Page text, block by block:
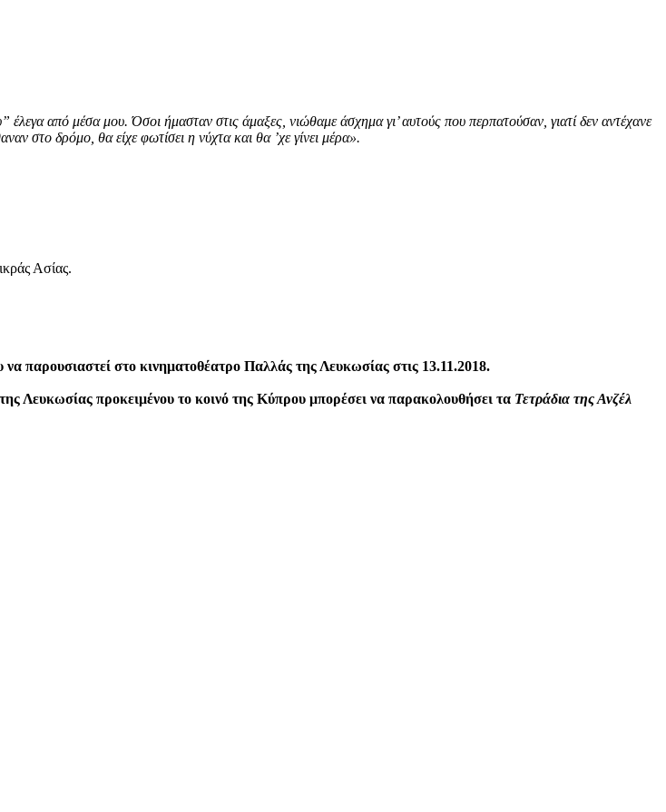
από μέσα μου. Όσοι ήμασταν στις άμαξες, νιώθαμε άσχημα γι’ αυτούς που περπατούσαν, γιατί δεν αντέχανε
στο δρόμο, θα είχε φωτίσει η νύχτα και θα ’χε γίνει μέρα».
Ασίας.
παρουσιαστεί στο κινηματοθέατρο Παλλάς της Λευκωσίας στις 13.11.2018.
Λευκωσίας προκειμένου το κοινό της Κύπρου μπορέσει να παρακολουθήσει τα Τετράδια της Ανζέλ